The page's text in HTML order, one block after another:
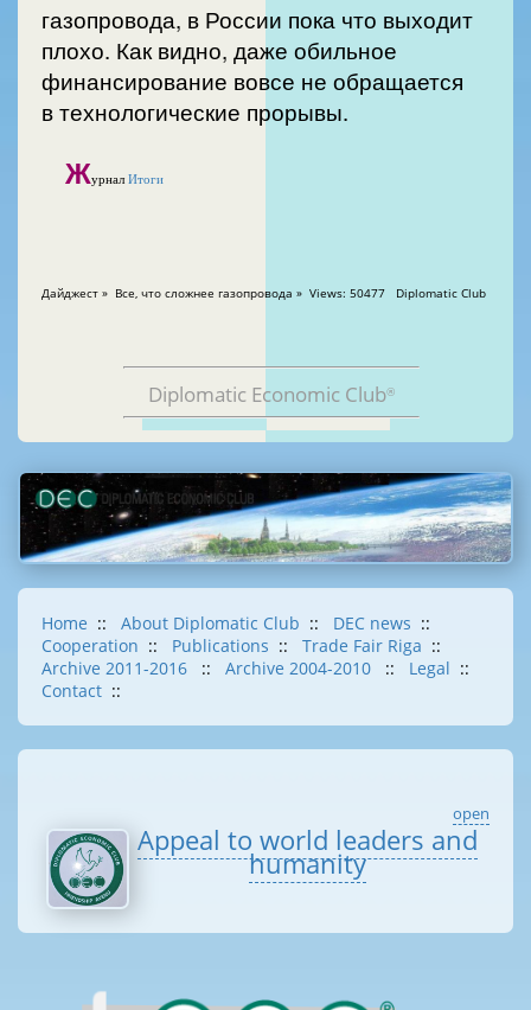
газопровода, в России пока что выходит
плохо. Как видно, даже обильное
финансирование вовсе не обращается
в технологические прорывы.
Журнал Итоги
Дайджест » Все, что сложнее газопровода » Views: 50477 Diplomatic Club
Diplomatic Economic Club®
Home :: About Diplomatic Club :: DEC news ::
Cooperation :: Publications :: Trade Fair Riga ::
Archive 2011-2016
:: Archive 2004-2010 :: Legal ::
Contact ::
open
Appeal to world leaders and
humanity